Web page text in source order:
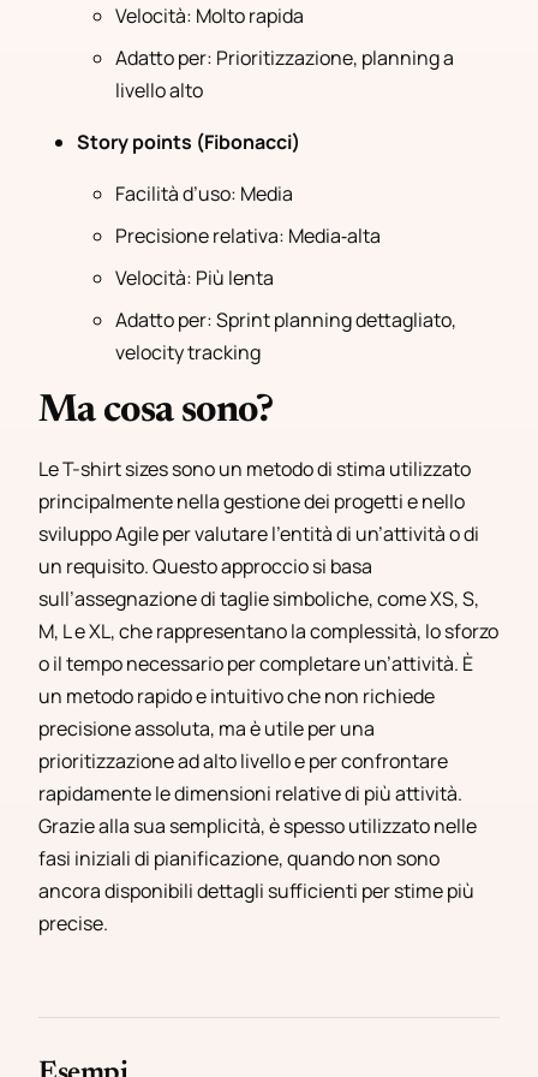
Velocità: Molto rapida
Adatto per: Prioritizzazione, planning a
livello alto
Story points (Fibonacci)
Facilità d’uso: Media
Precisione relativa: Media‑alta
Velocità: Più lenta
Adatto per: Sprint planning dettagliato,
velocity tracking
Ma cosa sono?
Le T-shirt sizes sono un metodo di stima utilizzato
principalmente nella gestione dei progetti e nello
sviluppo Agile per valutare l’entità di un’attività o di
un requisito. Questo approccio si basa
sull’assegnazione di taglie simboliche, come XS, S,
M, L e XL, che rappresentano la complessità, lo sforzo
o il tempo necessario per completare un’attività. È
un metodo rapido e intuitivo che non richiede
precisione assoluta, ma è utile per una
prioritizzazione ad alto livello e per confrontare
rapidamente le dimensioni relative di più attività.
Grazie alla sua semplicità, è spesso utilizzato nelle
fasi iniziali di pianificazione, quando non sono
ancora disponibili dettagli sufficienti per stime più
precise.